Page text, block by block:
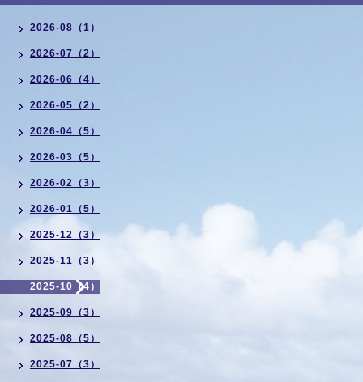
2026-08（1）
2026-07（2）
2026-06（4）
2026-05（2）
2026-04（5）
2026-03（5）
2026-02（3）
2026-01（5）
2025-12（3）
2025-11（3）
2025-10（4）
2025-09（3）
2025-08（5）
2025-07（3）